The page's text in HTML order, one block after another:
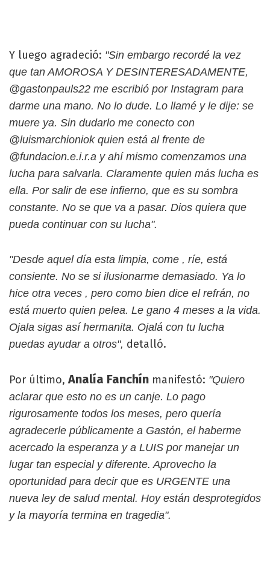
Y luego agradeció: "Sin embargo recordé la vez
que tan AMOROSA Y DESINTERESADAMENTE,
@gastonpauls22 me escribió por Instagram para
darme una mano. No lo dude. Lo llamé y le dije: se
muere ya. Sin dudarlo me conecto con
@luismarchioniok quien está al frente de
@fundacion.e.i.r.a y ahí mismo comenzamos una
lucha para salvarla. Claramente quien más lucha es
ella. Por salir de ese infierno, que es su sombra
constante. No se que va a pasar. Dios quiera que
pueda continuar con su lucha".
"Desde aquel día esta limpia, come , ríe, está
consiente. No se si ilusionarme demasiado. Ya lo
hice otra veces , pero como bien dice el refrán, no
está muerto quien pelea. Le gano 4 meses a la vida.
Ojala sigas así hermanita. Ojalá con tu lucha
puedas ayudar a otros", detalló.
Por último,Analía Fanchín manifestó: "Quiero
aclarar que esto no es un canje. Lo pago
rigurosamente todos los meses, pero quería
agradecerle públicamente a Gastón, el haberme
acercado la esperanza y a LUIS por manejar un
lugar tan especial y diferente. Aprovecho la
oportunidad para decir que es URGENTE una
nueva ley de salud mental. Hoy están desprotegidos
y la mayoría termina en tragedia".